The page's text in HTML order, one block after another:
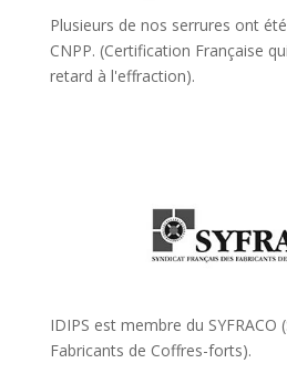
Plusieurs de nos serrures ont
CNPP. (Certification Française
retard à l'effraction).
IDIPS est membre du SYFRACO
Fabricants de Coffres-forts).